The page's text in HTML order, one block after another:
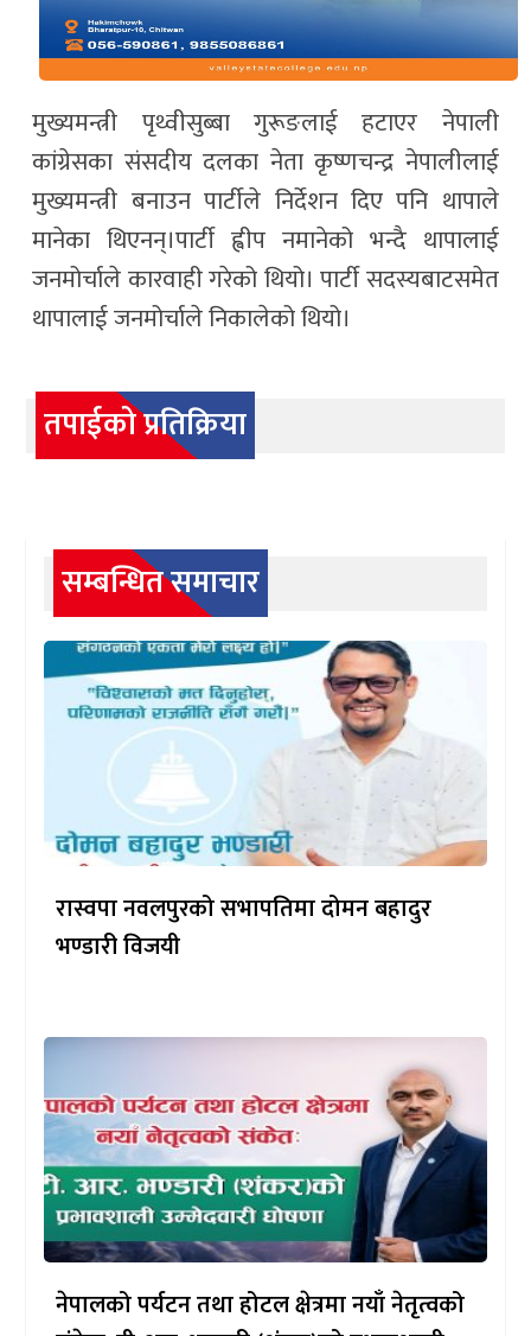
मुख्यमन्त्री पृथ्वीसुब्बा गुरूङलाई हटाएर नेपाली
कांग्रेसका संसदीय दलका नेता कृष्णचन्द्र नेपालीलाई
मुख्यमन्त्री बनाउन पार्टीले निर्देशन दिए पनि थापाले
मानेका थिएनन्।पार्टी ह्वीप नमानेको भन्दै थापालाई
जनमोर्चाले कारवाही गरेको थियो। पार्टी सदस्यबाटसमेत
थापालाई जनमोर्चाले निकालेको थियो।
तपाईको प्रतिक्रिया
सम्बन्धित समाचार
रास्वपा नवलपुरको सभापतिमा दोमन बहादुर
भण्डारी विजयी
नेपालको पर्यटन तथा होटल क्षेत्रमा नयाँ नेतृत्वको